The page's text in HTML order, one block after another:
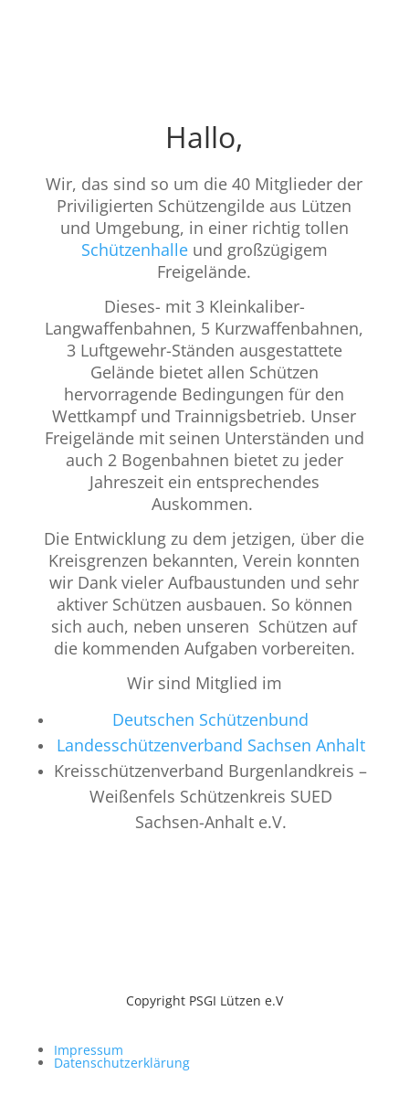
Hallo,
Wir, das sind so um die 40 Mitglieder der
Priviligierten Schützengilde aus Lützen
und Umgebung, in einer richtig tollen
Schützenhalleund großzügigem
Freigelände.
Dieses- mit 3 Kleinkaliber-
Langwaffenbahnen, 5 Kurzwaffenbahnen,
3 Luftgewehr-Ständen ausgestattete
Gelände bietet allen Schützen
hervorragende Bedingungen für den
Wettkampf und Trainnigsbetrieb. Unser
Freigelände mit seinen Unterständen und
auch 2 Bogenbahnen bietet zu jeder
Jahreszeit ein entsprechendes
Auskommen.
Die Entwicklung zu dem jetzigen, über die
Kreisgrenzen bekannten, Verein konnten
wir Dank vieler Aufbaustunden und sehr
aktiver Schützen ausbauen. So können
sich auch, neben unseren Schützen auf
die kommenden Aufgaben vorbereiten.
Wir sind Mitglied im
Deutschen Schützenbund
Landesschützenverband Sachsen Anhalt
Kreisschützenverband Burgenlandkreis –
Weißenfels Schützenkreis SUED
Sachsen-Anhalt e.V.
Copyright PSGI Lützen e.V
Impressum
Datenschutzerklärung